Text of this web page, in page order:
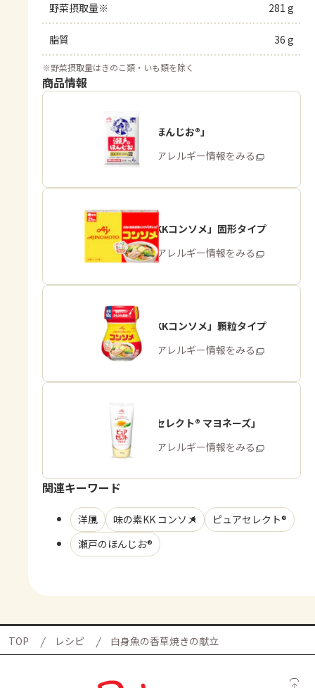
野菜摂取量※ 281 g
脂質 36 g
※野菜摂取量はきのこ類・いも類を除く
商品情報
「瀬戸のほんじお®」
商品・アレルギー情報をみる
「味の素KKコンソメ」固形タイプ
商品・アレルギー情報をみる
「味の素KKコンソメ」顆粒タイプ
商品・アレルギー情報をみる
「ピュアセレクト® マヨネーズ」
商品・アレルギー情報をみる
関連キーワード
洋風 味の素KK コンソメ
ピュアセレクト®
瀬戸のほんじお®
TOP レシピ 白身魚の香草焼きの献立